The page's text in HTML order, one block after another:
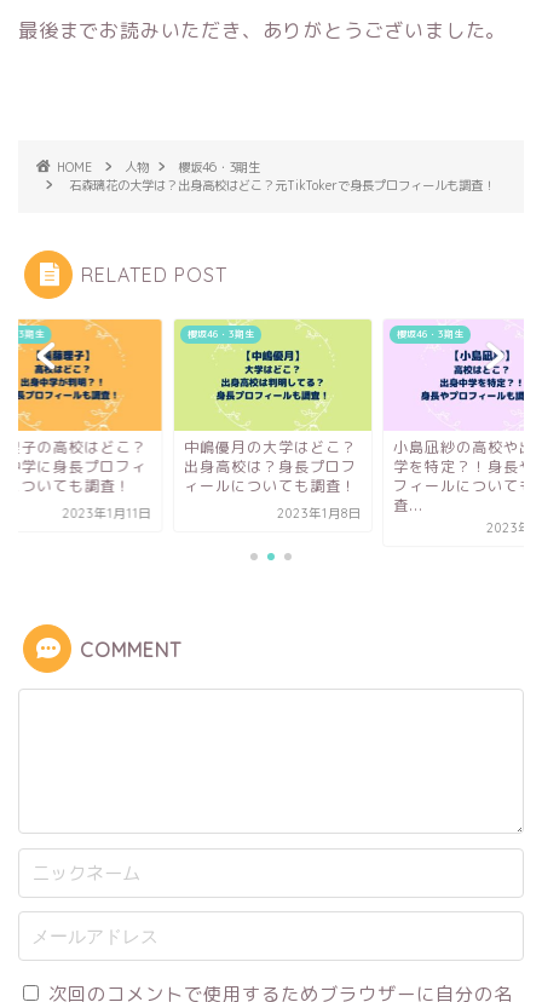
最後までお読みいただき、ありがとうございました。
HOME 人物
櫻坂46・3期生
石森璃花の大学は？出身高校はどこ？元TikTokerで身長プロフィールも調査！
RELATED POST
・3期生
理子の高校はどこ？
中学に身長プロフィ
についても調査！
2023年1月11日
櫻坂46・3期生
中嶋優月の大学はどこ？
出身高校は？身長プロフ
ィールについても調査！
2023年1月8日
櫻坂46・3期生
小島凪紗の高校や出
学を特定？！身長や
フィールについても
査...
2023年1
COMMENT
次回のコメントで使用するためブラウザーに自分の名